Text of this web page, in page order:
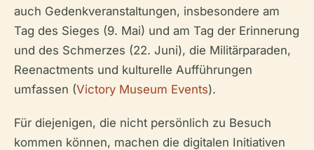
auch Gedenkveranstaltungen, insbesondere am
Tag des Sieges (9. Mai) und am Tag der Erinnerung
und des Schmerzes (22. Juni), die Militärparaden,
Reenactments und kulturelle Aufführungen
umfassen (Victory Museum Events).
Für diejenigen, die nicht persönlich zu Besuch
kommen können, machen die digitalen Initiativen